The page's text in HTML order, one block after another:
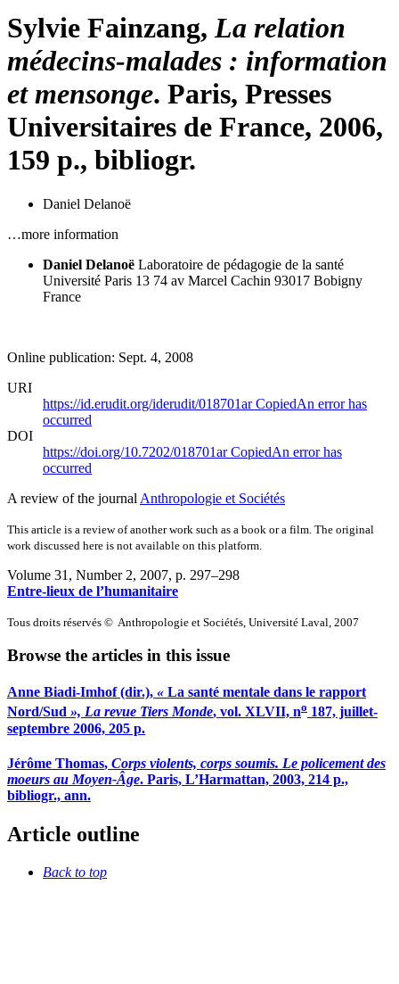
Sylvie Fainzang, La relation
médecins-malades : information
et mensonge. Paris, Presses
Universitaires de France, 2006,
159 p., bibliogr.
Daniel Delanoë
…more information
Daniel Delanoë Laboratoire de pédagogie de la santé
Université Paris 13 74 av Marcel Cachin 93017 Bobigny
France
Online publication: Sept. 4, 2008
URI
https://id.erudit.org/iderudit/018701arCopiedAn error has
occurred
DOI
https://doi.org/10.7202/018701arCopiedAn error has
occurred
A review of the journal Anthropologie et Sociétés
This article is a review of another work such as a book or a film. The original
work discussed here is not available on this platform.
Volume 31, Number 2, 2007, p. 297–298
Entre-lieux de l’humanitaire
Tous droits réservés © Anthropologie et Sociétés, Université Laval, 2007
Browse the articles in this issue
Anne Biadi-Imhof(dir.), « La santé mentale dans le rapport
Nord/Sud », La revue Tiers Monde, vol. XLVII, no 187, juillet-
septembre 2006, 205 p.
Jérôme Thomas, Corps violents, corps soumis. Le policement des
moeurs au Moyen-Âge. Paris, L’Harmattan, 2003, 214 p.,
bibliogr., ann.
Article outline
Back to top